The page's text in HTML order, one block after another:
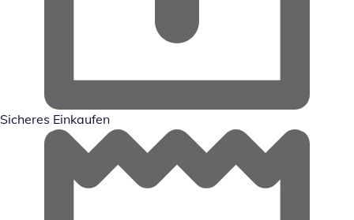
Sicheres Einkaufen